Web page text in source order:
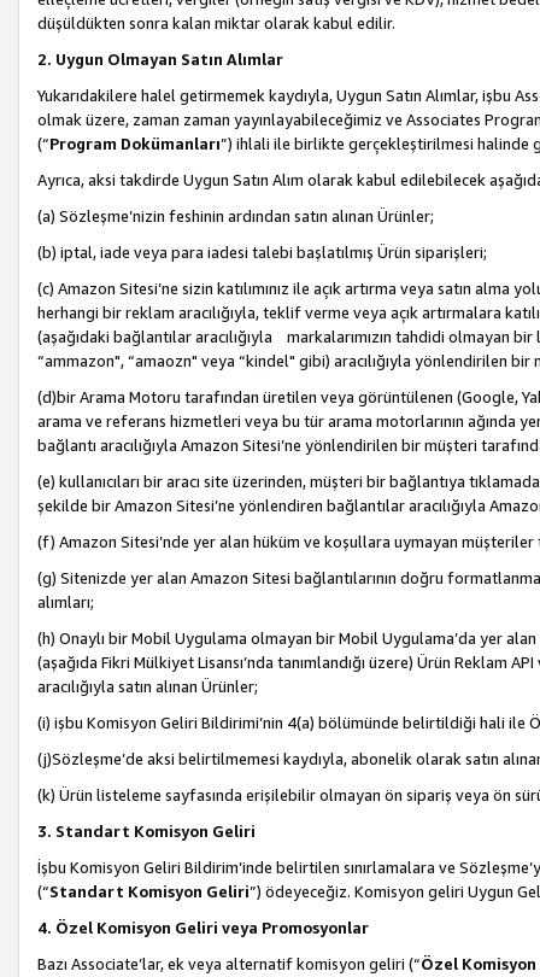
düşüldükten sonra kalan miktar olarak kabul edilir.
2. Uygun Olmayan Satın Alımlar
Yukarıdakilere halel getirmemek kaydıyla, Uygun Satın Alımlar, işbu
olmak üzere, zaman zaman yayınlayabileceğimiz ve Associates
(“Program Dokümanları”) ihlali ile birlikte gerçekleştirilmesi halinde
Ayrıca, aksi takdirde Uygun Satın Alım olarak kabul edilebilecek
(a) Sözleşme’nizin feshinin ardından satın alınan Ürünler;
(b) iptal, iade veya para iadesi talebi başlatılmış Ürün siparişleri;
(c) Amazon Sitesi’ne sizin katılımınız ile açık artırma veya satın alma
herhangi bir reklam aracılığıyla, teklif verme veya açık artırmalara
(aşağıdaki bağlantılar aracılığıyla markalarımızın tahdidi olmayan
“ammazon", “amaozn" veya “kindel" gibi) aracılığıyla yönlendirilen
(d)bir Arama Motoru tarafından üretilen veya görüntülenen (Google,
arama ve referans hizmetleri veya bu tür arama motorlarının ağında
bağlantı aracılığıyla Amazon Sitesi’ne yönlendirilen bir müşteri
(e) kullanıcıları bir aracı site üzerinden, müşteri bir bağlantıya
şekilde bir Amazon Sitesi’ne yönlendiren bağlantılar aracılığıyla
(f) Amazon Sitesi’nde yer alan hüküm ve koşullara uymayan müşteriler
(g) Sitenizde yer alan Amazon Sitesi bağlantılarının doğru
alımları;
(h) Onaylı bir Mobil Uygulama olmayan bir Mobil Uygulama’da yer
(aşağıda Fikri Mülkiyet Lisansı’nda tanımlandığı üzere) Ürün Reklam
aracılığıyla satın alınan Ürünler;
(i) işbu Komisyon Geliri Bildirimi’nin 4(a) bölümünde belirtildiği hali ile
(j)Sözleşme’de aksi belirtilmemesi kaydıyla, abonelik olarak satın
(k) Ürün listeleme sayfasında erişilebilir olmayan ön sipariş veya ön
3. Standart Komisyon Geliri
İşbu Komisyon Geliri Bildirim’inde belirtilen sınırlamalara ve
(“Standart Komisyon Geliri”) ödeyeceğiz. Komisyon geliri Uygun
4. Özel Komisyon Geliri veya Promosyonlar
Bazı Associate’lar, ek veya alternatif komisyon geliri (“Özel